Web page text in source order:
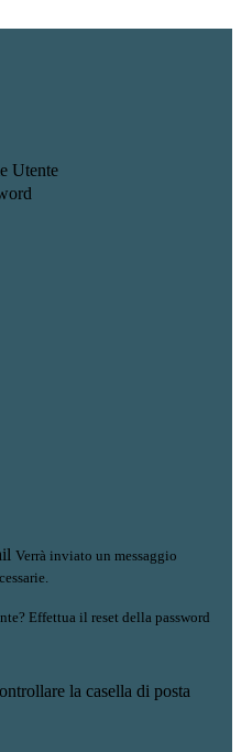
Utente
Verrà inviato un messaggio
Effettua il reset della password
la casella di posta